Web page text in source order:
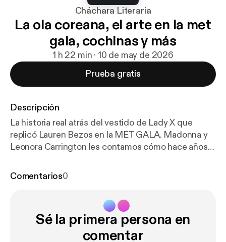
Cháchara Literaria
La ola coreana, el arte en la met
gala, cochinas y más
1 h 22 min · 10 de may de 2026
Prueba gratis
Descripción
La historia real atrás del vestido de Lady X que
replicó Lauren Bezos en la MET GALA. Madonna y
Leonora Carrington les contamos cómo hace años
clase de arte de hoy corre a cargo de Carl Larsson y
Villalobos * La lavanderia de Marygold -Jungeun Yun
* Memorias, Julieta Venegas * Astillas, Leslie
Comentarios0
Sé la primera persona en
comentar